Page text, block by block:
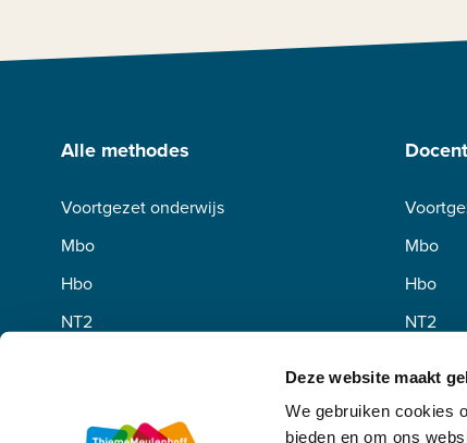
Deze website maakt
We gebruiken cookies
bieden en om ons
Alle methodes
Voortgezet onderwijs
Mbo
Hbo
NT2
Mbo
Hbo
NT2